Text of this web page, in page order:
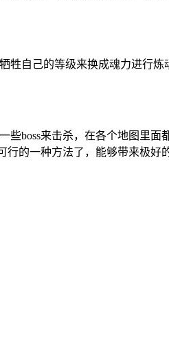
牲自己的等级来换成魂力进行
boss来击杀，在各个地图里面
的一种方法了，能够带来极好